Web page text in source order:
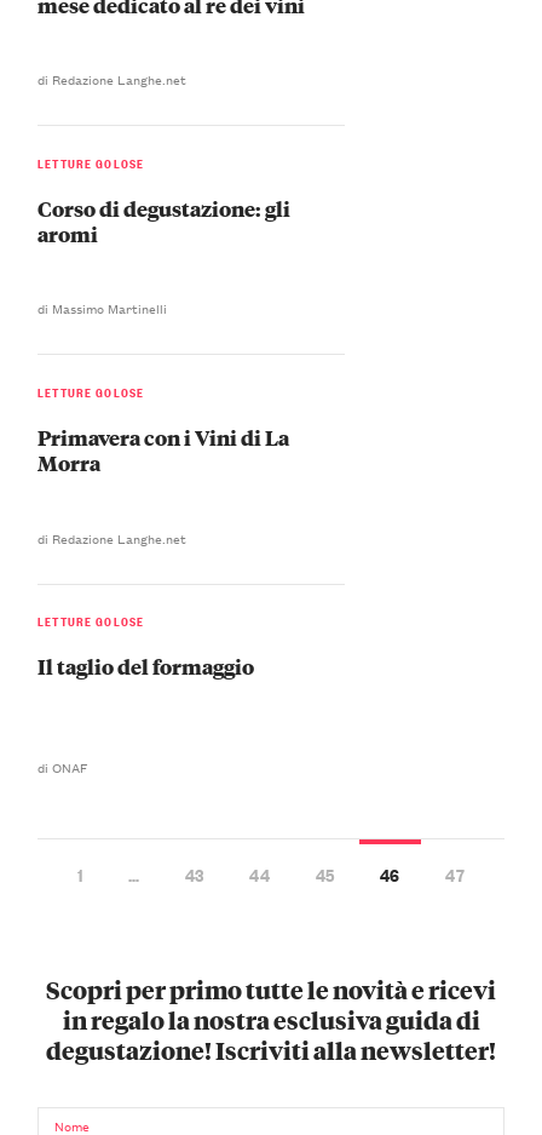
di Redazione Langhe.net
LETTURE GOLOSE
Corso di degustazione: gli
aromi
di Massimo Martinelli
LETTURE GOLOSE
Primavera con i Vini di La
Morra
di Redazione Langhe.net
LETTURE GOLOSE
Il taglio del formaggio
di ONAF
1 … 43 44 45 46 47
Scopri per primo tutte le novità e ricevi
in regalo la nostra esclusiva guida di
degustazione! Iscriviti alla newsletter!
Nome